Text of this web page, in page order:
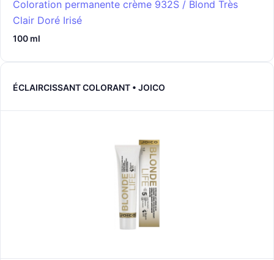
Coloration permanente crème 932S / Blond Très
Clair Doré Irisé
100 ml
ÉCLAIRCISSANT COLORANT • JOICO